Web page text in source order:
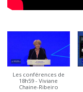
Les conférences de
18h59 - Viviane
Chaine-Ribeiro